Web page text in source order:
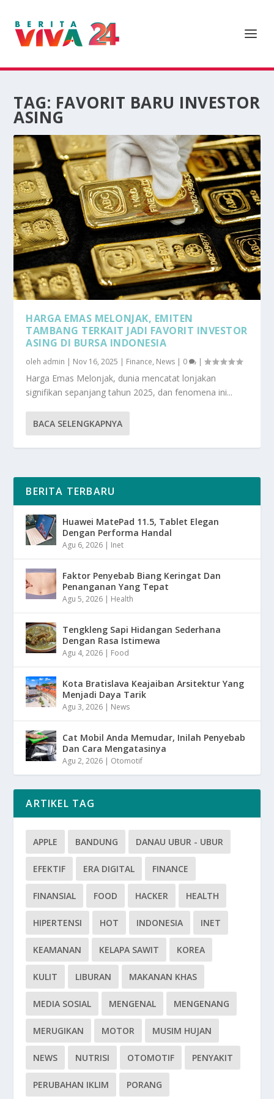
TAG: FAVORIT BARU INVESTOR
ASING
HARGA EMAS MELONJAK, EMITEN
TAMBANG TERKAIT JADI FAVORIT INVESTOR
ASING DI BURSA INDONESIA
oleh admin | Nov 16, 2025 | Finance, News | 0 |
Harga Emas Melonjak, dunia mencatat lonjakan
signifikan sepanjang tahun 2025, dan fenomena ini...
BACA SELENGKAPNYA
BERITA TERBARU
Huawei MatePad 11.5, Tablet Elegan
Dengan Performa Handal
Agu 6, 2026 | Inet
Faktor Penyebab Biang Keringat Dan
Penanganan Yang Tepat
Agu 5, 2026 | Health
Tengkleng Sapi Hidangan Sederhana
Dengan Rasa Istimewa
Agu 4, 2026 | Food
Kota Bratislava Keajaiban Arsitektur Yang
Menjadi Daya Tarik
Agu 3, 2026 | News
Cat Mobil Anda Memudar, Inilah Penyebab
Dan Cara Mengatasinya
Agu 2, 2026 | Otomotif
ARTIKEL TAG
APPLE BANDUNG DANAU UBUR - UBUR
EFEKTIF ERA DIGITAL FINANCE
FINANSIAL FOOD HACKER HEALTH
HIPERTENSI HOT INDONESIA INET
KEAMANAN KELAPA SAWIT KOREA
KULIT LIBURAN MAKANAN KHAS
MEDIA SOSIAL MENGENAL MENGENANG
MERUGIKAN MOTOR MUSIM HUJAN
NEWS NUTRISI OTOMOTIF PENYAKIT
PERUBAHAN IKLIM PORANG